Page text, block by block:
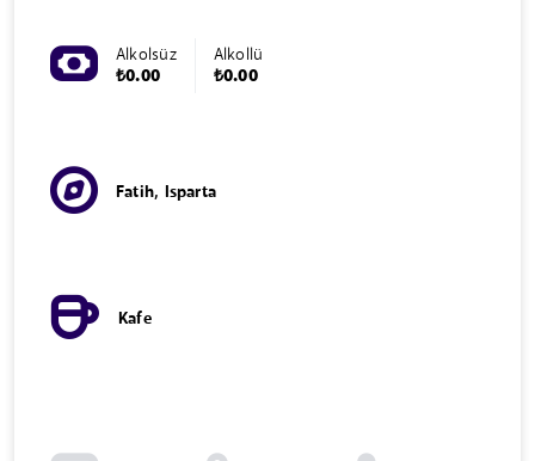
Alkolsüz
₺0.00
Alkollü
₺0.00
Fatih, Isparta
Kafe